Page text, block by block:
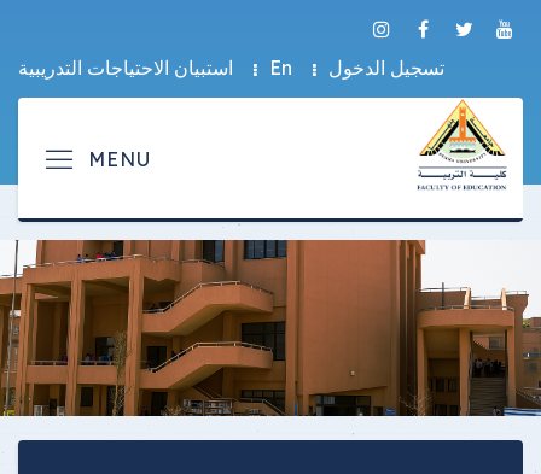
تسجيل الدخول En استبيان الاحتياجات التدريبية